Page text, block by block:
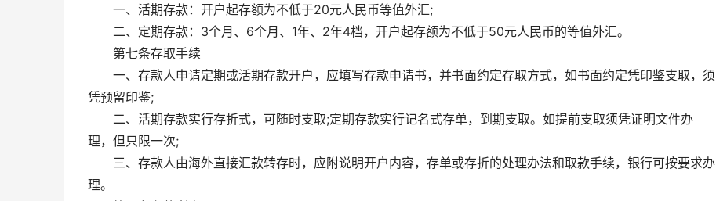
一、活期存款：开户起存额为不低于20元人民币等值外汇;
二、定期存款：3个月、6个月、1年、2年4档，开户起存额为不低于50元人民币的等值外汇。
第七条存取手续
一、存款人申请定期或活期存款开户，应填写存款申请书，并书面约定存取方式，如书面约定凭印鉴支取，须
凭预留印鉴;
二、活期存款实行存折式，可随时支取;定期存款实行记名式存单，到期支取。如提前支取须凭证明文件办
理，但只限一次;
三、存款人由海外直接汇款转存时，应附说明开户内容，存单或存折的处理办法和取款手续，银行可按要求办
理。